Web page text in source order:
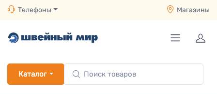
Телефоны Магазины
Каталог